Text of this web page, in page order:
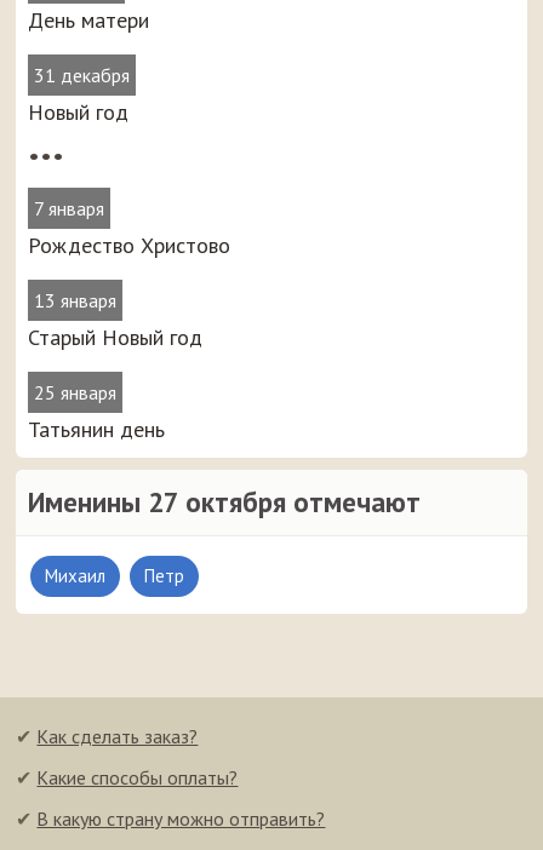
День матери
31 декабря
Новый год
•••
7 января
Рождество Христово
13 января
Старый Новый год
25 января
Татьянин день
Именины 27 октября отмечают
Михаил Петр
✔ Как сделать заказ?
✔ Какие способы оплаты?
✔ В какую страну можно отправить?